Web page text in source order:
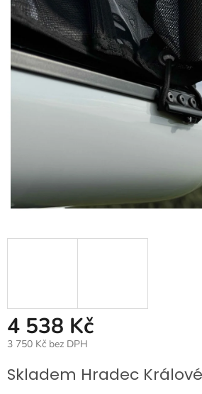
0,0
z
hvězdiček.
4 538 Kč
3 750 Kč bez DPH
cena:
Skladem Hradec Králové